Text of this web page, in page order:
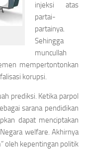
injeksi atas
partai-
partainya.
Sehingga
muncullah
mempertontonkan
korupsi.
prediksi. Ketika parpol
sarana pendidikan
dapat menciptakan
welfare. Akhirnya
oleh kepentingan politik